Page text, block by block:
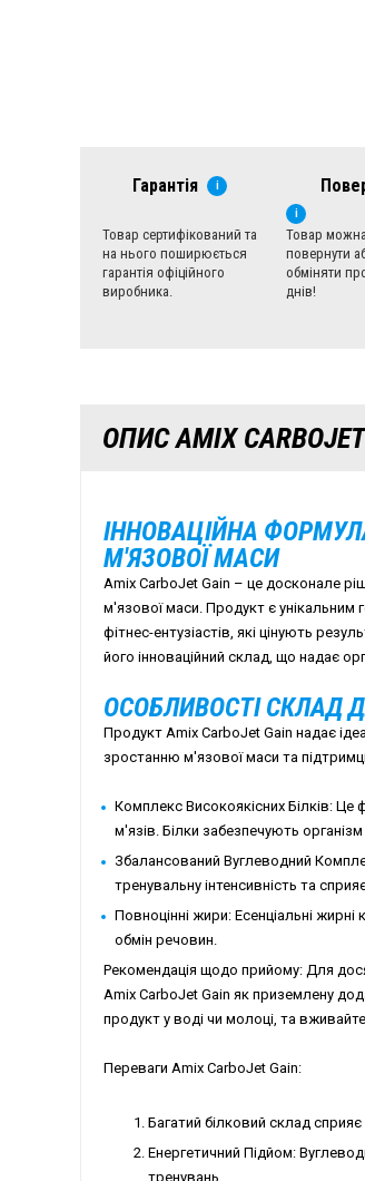
Гарантія i
Товар сертифікований та
на нього поширюється
гарантія офіційного
виробника.
i
Товар
повернути
обміняти
днів!
ОПИС AMIX
ІННОВАЦІЙНА
М'ЯЗОВОЇ МАСИ
Amix CarboJet Gain – це досконале
м'язової маси. Продукт є унікальним
фітнес-ентузіастів, які цінують
його інноваційний склад, що надає
ОСОБЛИВОСТІ СКЛАД
Продукт Amix CarboJet Gain надає
зростанню м'язової маси та
Комплекс Високоякісних Білків:
м'язів. Білки забезпечують
Збалансований Вуглеводний
тренувальну інтенсивність та
Повноцінні жири: Есенціальні
обмін речовин.
Рекомендація щодо прийому: Для
Amix CarboJet Gain як приземлену
продукт у воді чи молоці, та
Переваги Amix CarboJet Gain:
Багатий білковий склад
Енергетичний Підйом:
тренувань.